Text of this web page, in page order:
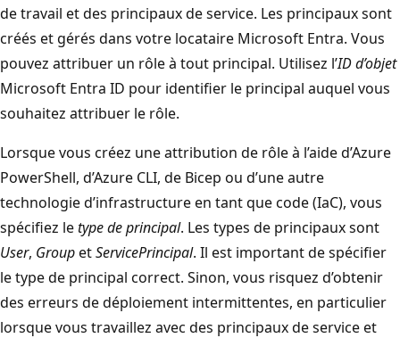
de travail et des principaux de service. Les principaux sont
créés et gérés dans votre locataire Microsoft Entra. Vous
pouvez attribuer un rôle à tout principal. Utilisez l’ID d’objet
Microsoft Entra ID pour identifier le principal auquel vous
souhaitez attribuer le rôle.
Lorsque vous créez une attribution de rôle à l’aide d’Azure
PowerShell, d’Azure CLI, de Bicep ou d’une autre
technologie d’infrastructure en tant que code (IaC), vous
spécifiez letype de principal. Les types de principaux sont
User, GroupetServicePrincipal. Il est important de spécifier
le type de principal correct. Sinon, vous risquez d’obtenir
des erreurs de déploiement intermittentes, en particulier
lorsque vous travaillez avec des principaux de service et